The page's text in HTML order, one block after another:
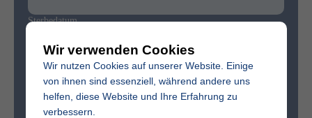
Sterbedatum
Ist der Friedhof im selben Ort?*
Wir verwenden Cookies
Wir nutzen Cookies auf unserer Website. Einige
von ihnen sind essenziell, während andere uns
helfen, diese Website und Ihre Erfahrung zu
verbessern.